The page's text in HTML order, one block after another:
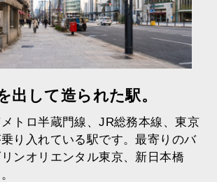
出して造られた駅。
トロ半蔵門線、JR総務本線、東京
り入れている駅です。最寄りのバ
ンオリエンタル東京、新日本橋